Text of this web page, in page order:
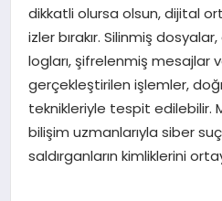
SIYASET
SPOR
TEKNOLOJI
YAŞAM
dikkatli olursa olsun, dijital
izler bırakır. Silinmiş
logları, şifrelenmiş mesajlar
gerçekleştirilen işlemler,
teknikleriyle tespit edilebilir.
bilişim uzmanlarıyla siber
saldırganların kimliklerini